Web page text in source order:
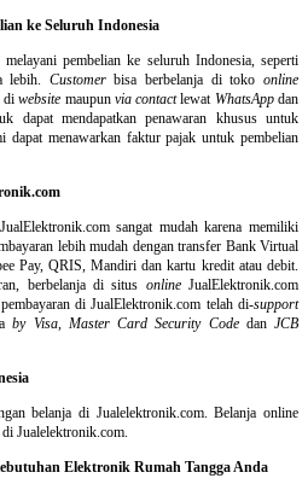
ke Seluruh Indonesia
pembelian ke seluruh Indonesia, seperti
lebih. Customerbisa berbelanja di tokoonline
diwebsite maupun via contactlewat WhatsAppdan
dapat mendapatkan penawaran khusus untuk
dapat menawarkan faktur pajak untuk pembelian
JualElektronik.com sangat mudah karena memiliki
lebih mudah dengan transfer Bank Virtual
Pay, QRIS, Mandiri dan kartu kredit atau debit.
berbelanja di situs onlineJualElektronik.com
di JualElektronik.com telah di-support
by Visa, Master Card Security Codedan JCB
belanja di Jualelektronik.com. Belanja online
Jualelektronik.com.
Elektronik Rumah Tangga Anda